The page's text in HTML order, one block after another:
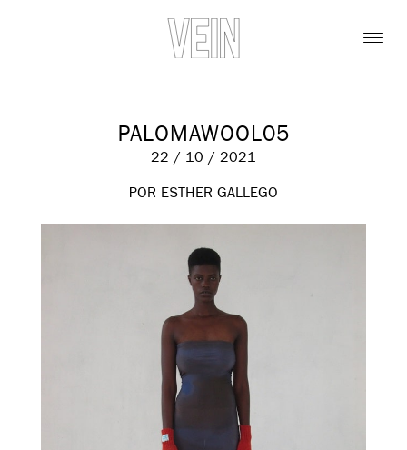
PALOMAWOOL05
22 / 10 / 2021
POR ESTHER GALLEGO